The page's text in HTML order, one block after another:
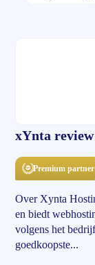
xYnta review
Premium partner
Over Xynta
en biedt
volgens het
goedkoopste...